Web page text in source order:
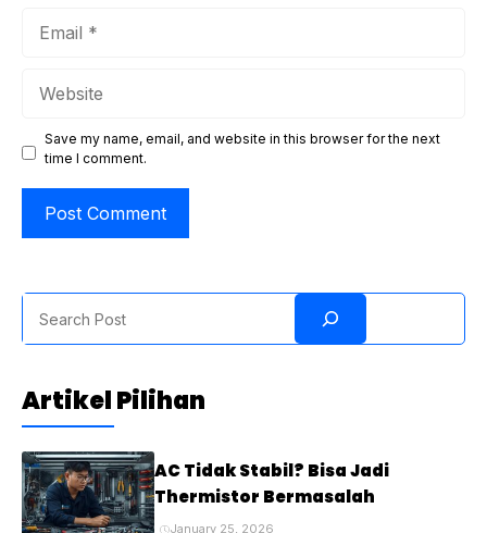
Save my name, email, and website in this browser for the next
time I comment.
Artikel Pilihan
AC Tidak Stabil? Bisa Jadi
Thermistor Bermasalah
January 25, 2026